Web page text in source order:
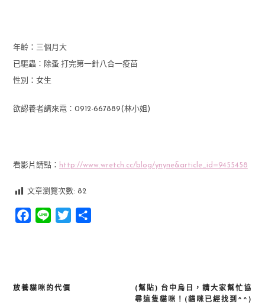
年齡：三個月大
已驅蟲：除蚤.打完第一針八合一疫苗
性別：女生
欲認養者請來電：0912-667889(林小姐)
看影片請點： http://www.wretch.cc/blog/ynyne&article_id=9455458
文章瀏覽次數: 82
Facebook
Line Twitter
文
(幫貼) 台中烏日，請大家幫忙協
尋這隻貓咪！(貓咪已經找到^^)
放養貓咪的代價